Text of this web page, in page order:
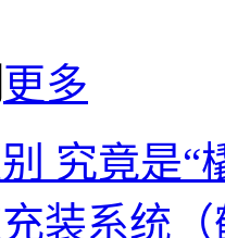
更多
究竟是“
装系统